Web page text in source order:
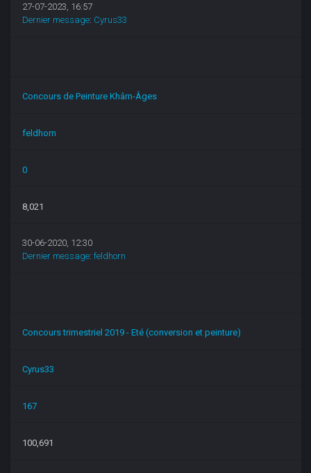
27-07-2023, 16:57
Dernier message: Cyrus33
Concours de Peinture Khârn-Âges
feldhorn
0
8,021
30-06-2020, 12:30
Dernier message:feldhorn
Concours trimestriel 2019 - Eté (conversion et peinture)
Cyrus33
167
100,691